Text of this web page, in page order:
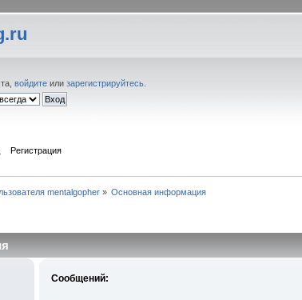
войдите илизарегистрируйтесь
Регистрация
mentalgopher» Основная информация
Сообщений: